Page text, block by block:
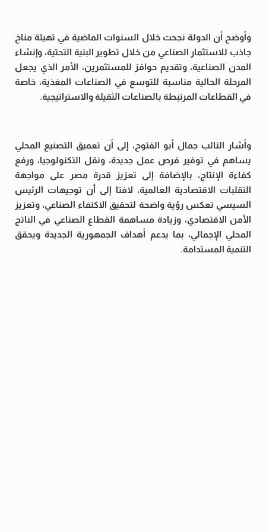
وأوضح أن الدولة نجحت خلال السنوات الماضية في تهيئة مناخ
جاذب للاستثمار الصناعي من خلال تطوير البنية التحتية، وإنشاء
المدن الصناعية، وتقديم حوافز للمستثمرين، الأمر الذي يجعل
المرحلة الحالية مناسبة للتوسع في الصناعات المغذية، خاصة
في القطاعات المرتبطة بالصناعات الثقيلة والاستراتيجية.
وأشار النائب جمال أبو الفتوح، إلى أن تعميق التصنيع المحلي
يساهم في توفير فرص عمل جديدة، ونقل التكنولوجيا، ورفع
كفاءة الإنتاج، بالإضافة إلى تعزيز قدرة مصر على مواجهة
التقلبات الاقتصادية العالمية، لافتا إلى أن توجيهات الرئيس
السيسي تعكس رؤية واضحة لتحقيق الاكتفاء الصناعي، وتعزيز
الأمن الاقتصادي، وزيادة مساهمة القطاع الصناعي في الناتج
المحلي الإجمالي، بما يدعم أهداف الجمهورية الجديدة ويحقق
التنمية المستدامة.